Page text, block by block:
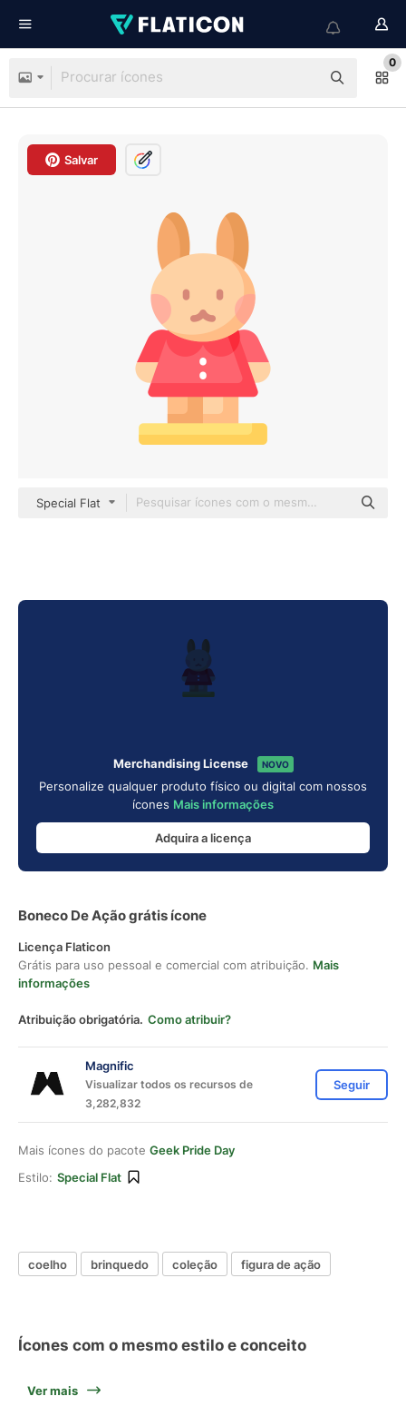
0
Salvar
Special Flat
Merchandising License NOVO
Personalize qualquer produto físico ou digital com nossos
ícones Mais informações
Adquira a licença
Boneco De Ação grátis ícone
Licença Flaticon
Grátis para uso pessoal e comercial com atribuição. Mais
informações
Atribuição obrigatória. Como atribuir?
Magnific
Visualizar todos os recursos de
3,282,832
Seguir
Mais ícones do pacote Geek Pride Day
Estilo: Special Flat
coelho brinquedo coleção figura de ação
Ícones com o mesmo estilo e conceito
Ver mais